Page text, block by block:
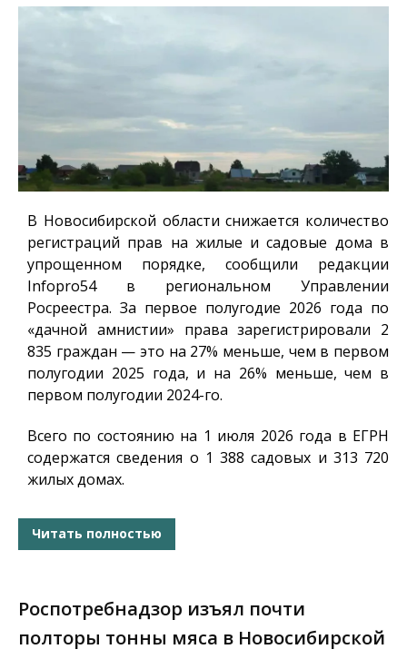
В Новосибирской области снижается количество
регистраций прав на жилые и садовые дома в
упрощенном порядке, сообщили редакции
Infopro54в региональном Управлении
Росреестра. За первое полугодие 2026 года по
«дачной амнистии» права зарегистрировали 2
835 граждан — это на 27% меньше, чем в первом
полугодии 2025 года, и на 26% меньше, чем в
первом полугодии 2024-го.
Всего по состоянию на 1 июля 2026 года в ЕГРН
содержатся сведения о 1 388 садовых и 313 720
жилых домах.
Читать полностью
Роспотребнадзор изъял почти
полторы тонны мяса в Новосибирской